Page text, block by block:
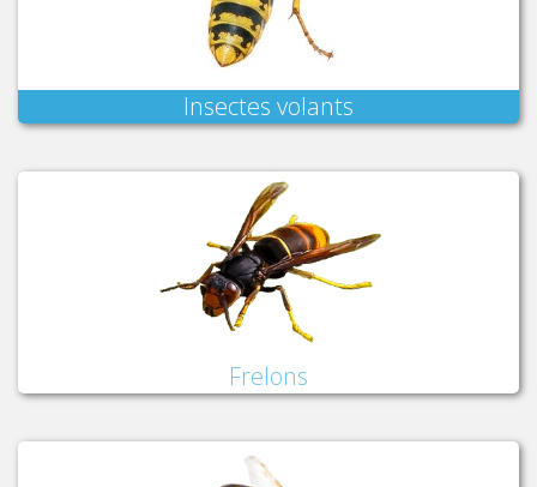
Insectes volants
Frelons